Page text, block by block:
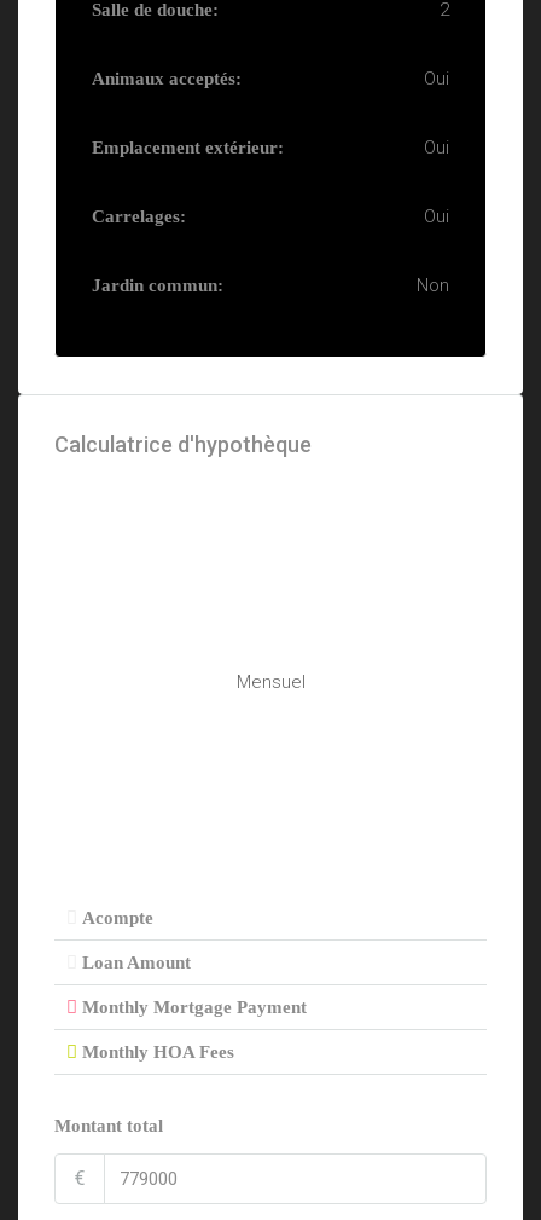
Salle de douche: 2
Animaux acceptés: Oui
Emplacement extérieur: Oui
Carrelages: Oui
Jardin commun: Non
Calculatrice d'hypothèque
Mensuel
Acompte
Loan Amount
Monthly Mortgage Payment
Monthly HOA Fees
Montant total
€